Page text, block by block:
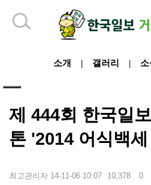
소개 갤러리 소
제 444회 한국일
톤 '2014 어식백
최고관리자 14-11-06 10:07 10,378 0
하단 영역